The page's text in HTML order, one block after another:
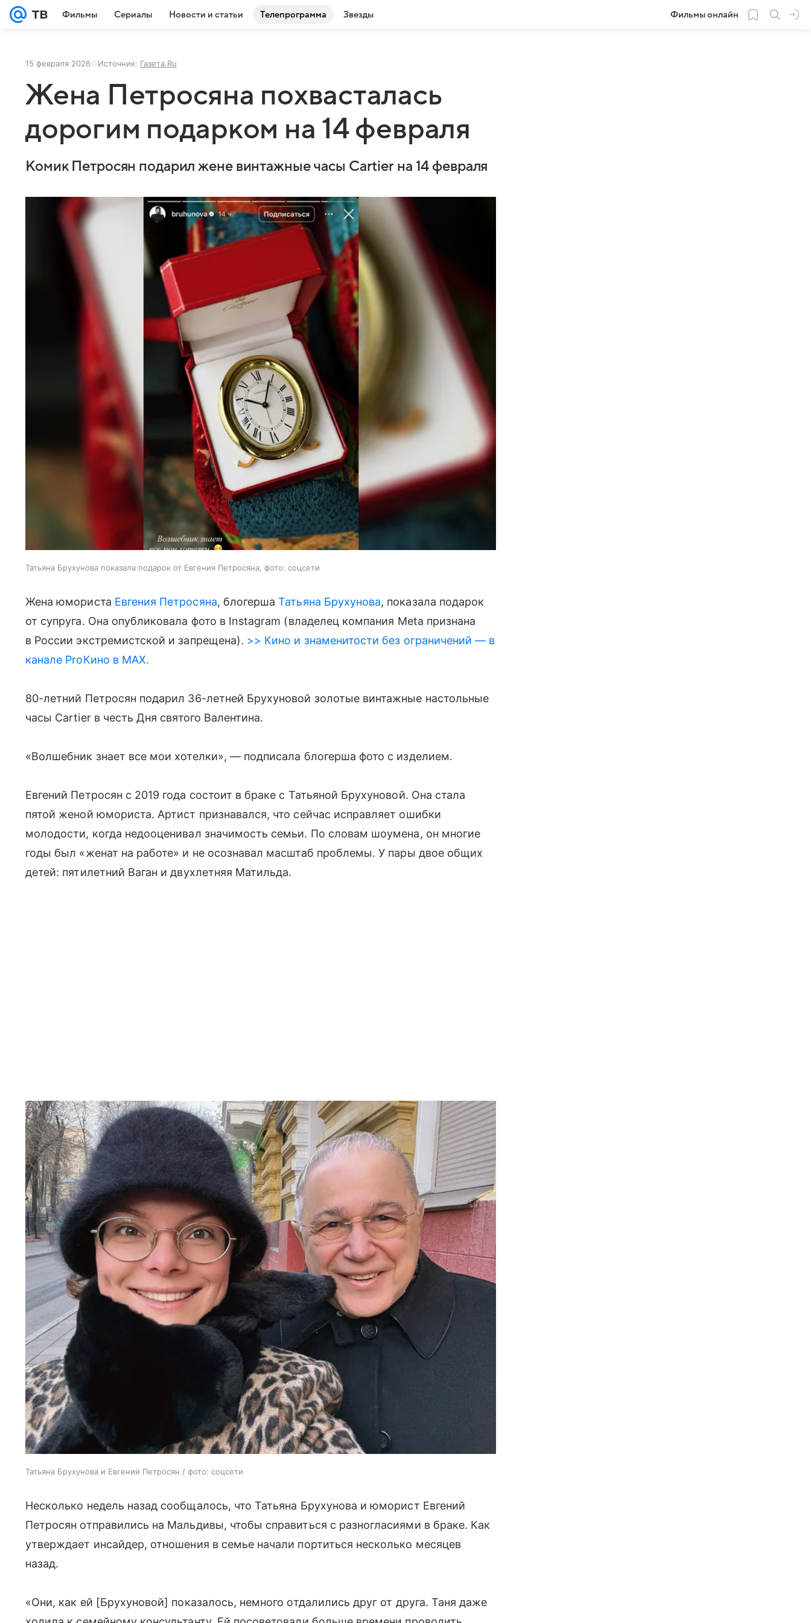
Фильмы Сериалы Новости и статьи Телепрограмма Звезды Фильмы онлайн
15 февраля 2026 Источник: Газета.Ru
Жена Петросяна похвасталась
дорогим подарком на 14 февраля
Комик Петросян подарил жене винтажные часы Cartier на 14 февраля
Татьяна Брухунова показала подарок от Евгения Петросяна, фото: соцсети
Жена юмориста Евгения Петросяна, блогершаТатьяна Брухунова, показала подарок
от супруга. Она опубликовала фото в Instagram (владелец компания Meta признана
в России экстремистской и запрещена). >> Кино и знаменитости без ограничений — в
канале ProКино в MAX.
80-летний Петросян подарил 36-летней Брухуновой золотые винтажные настольные
часы Cartier в честь Дня святого Валентина.
«Волшебник знает все мои хотелки», — подписала блогерша фото с изделием.
Евгений Петросян с 2019 года состоит в браке с Татьяной Брухуновой. Она стала
пятой женой юмориста. Артист признавался, что сейчас исправляет ошибки
молодости, когда недооценивал значимость семьи. По словам шоумена, он многие
годы был «женат на работе» и не осознавал масштаб проблемы. У пары двое общих
детей: пятилетний Ваган и двухлетняя Матильда.
Татьяна Брухунова и Евгений Петросян / фото: соцсети
Несколько недель назад сообщалось, что Татьяна Брухунова и юморист Евгений
Петросян отправились на Мальдивы, чтобы справиться с разногласиями в браке. Как
утверждает инсайдер, отношения в семье начали портиться несколько месяцев
назад.
«Они, как ей [Брухуновой] показалось, немного отдалились друг от друга. Таня даже